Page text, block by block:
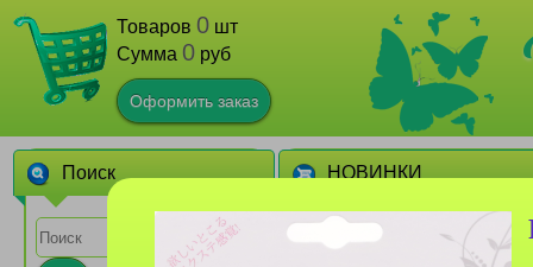
Товаров 0 шт
Сумма 0 руб
Оформить заказ
Поиск НОВИНКИ
1